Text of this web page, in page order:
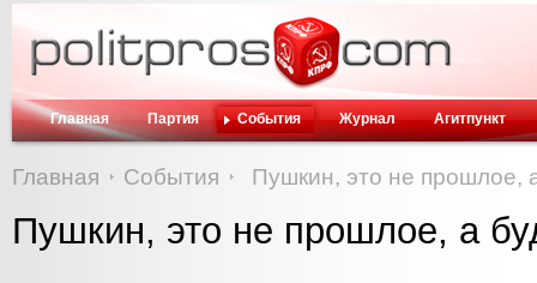
Главная Партия События Журнал Агитпункт
Главная События Пушкин, это не прошлое,
Пушкин, это не прошлое, а